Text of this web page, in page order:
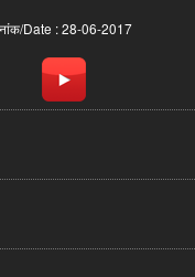
Date : 28-06-2017